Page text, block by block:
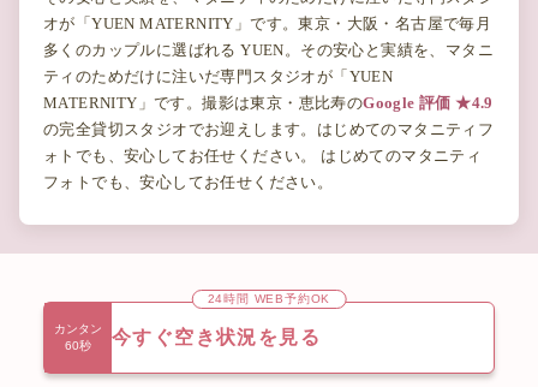
オが「YUEN MATERNITY」です。東京・大阪・名古屋で毎月
多くのカップルに選ばれる YUEN。その安心と実績を、マタニ
ティのためだけに注いだ専門スタジオが「YUEN
MATERNITY」です。撮影は東京・恵比寿のGoogle 評価 ★4.9
の完全貸切スタジオでお迎えします。はじめてのマタニティフ
ォトでも、安心してお任せください。 はじめてのマタニティ
フォトでも、安心してお任せください。
24時間 WEB予約OK
カンタン
60秒
今すぐ空き状況を見る